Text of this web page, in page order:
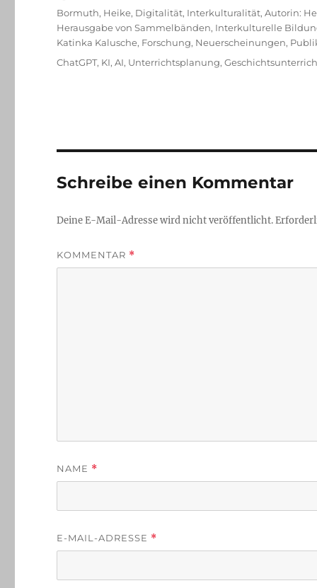
am
Kategorien
Bormuth, Heike, Digitalität, Interkulturalität,Autorin:
Herausgabe von Sammelbänden, Interkulturelle
Katinka Kalusche, Forschung, Neuerscheinungen,
Schlagwörter
ChatGPT, KI,AI, Unterrichtsplanung,
Schreibe einen Kommentar
Deine E-Mail-Adresse wird nicht veröffentlicht.
KOMMENTAR *
NAME *
E-MAIL-ADRESSE *